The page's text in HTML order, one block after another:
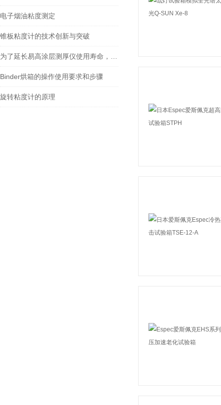
电子烟油粘度测定
锥板粘度计的技术创新与突破
Binder烘箱的操作使用要求和步骤
旋转粘度计的原理